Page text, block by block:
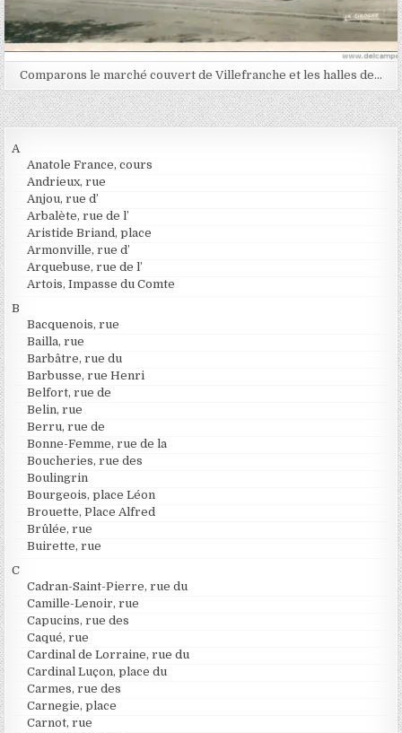
Comparons le marché couvert de Villefranche et les halles de…
A
Anatole France, cours
Andrieux, rue
Anjou, rue d’
Arbalète, rue de l’
Aristide Briand, place
Armonville, rue d’
Arquebuse, rue de l’
Artois, Impasse du Comte
B
Bacquenois, rue
Bailla, rue
Barbâtre, rue du
Barbusse, rue Henri
Belfort, rue de
Belin, rue
Berru, rue de
Bonne-Femme, rue de la
Boucheries, rue des
Boulingrin
Bourgeois, place Léon
Brouette, Place Alfred
Brûlée, rue
Buirette, rue
C
Cadran-Saint-Pierre, rue du
Camille-Lenoir, rue
Capucins, rue des
Caqué, rue
Cardinal de Lorraine, rue du
Cardinal Luçon, place du
Carmes, rue des
Carnegie, place
Carnot, rue